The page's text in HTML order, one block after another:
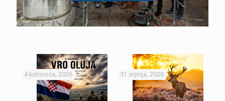
4 kolovoza, 2026 31 srpnja, 2026